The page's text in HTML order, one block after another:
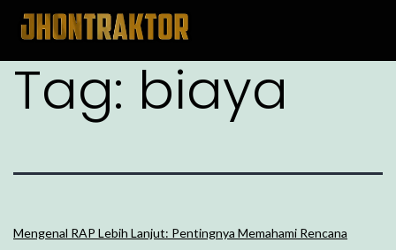
Tag: biaya
Mengenal RAP Lebih Lanjut: Pentingnya Memahami Rencana